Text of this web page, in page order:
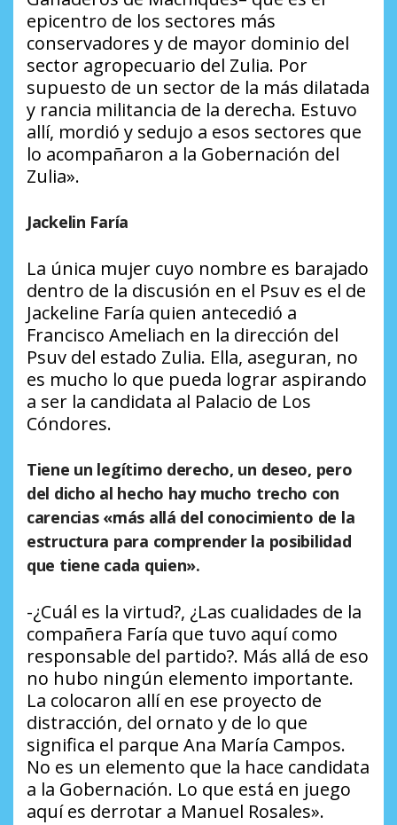
epicentro de los sectores más
conservadores y de mayor dominio del
sector agropecuario del Zulia. Por
supuesto de un sector de la más dilatada
y rancia militancia de la derecha. Estuvo
allí, mordió y sedujo a esos sectores que
lo acompañaron a la Gobernación del
Zulia».
Jackelin Faría
La única mujer cuyo nombre es barajado
dentro de la discusión en el Psuv es el de
Jackeline Faría quien antecedió a
Francisco Ameliach en la dirección del
Psuv del estado Zulia. Ella, aseguran, no
es mucho lo que pueda lograr aspirando
a ser la candidata al Palacio de Los
Cóndores.
Tiene un legítimo derecho, un deseo, pero
del dicho al hecho hay mucho trecho con
carencias «más allá del conocimiento de la
estructura para comprender la posibilidad
que tiene cada quien».
-¿Cuál es la virtud?, ¿Las cualidades de la
compañera Faría que tuvo aquí como
responsable del partido?. Más allá de eso
no hubo ningún elemento importante.
La colocaron allí en ese proyecto de
distracción, del ornato y de lo que
significa el parque Ana María Campos.
No es un elemento que la hace candidata
a la Gobernación. Lo que está en juego
aquí es derrotar a Manuel Rosales».